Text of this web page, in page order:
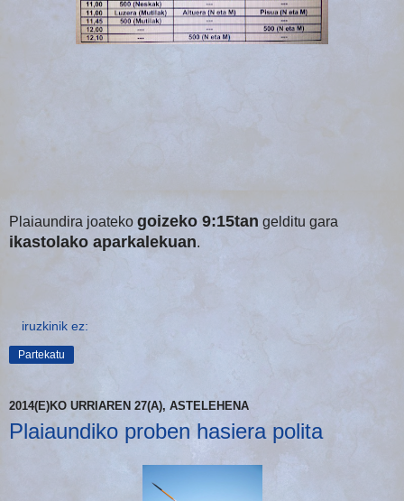
Plaiaundira joateko goizeko 9:15tan gelditu gara
ikastolako aparkalekuan.
iruzkinik ez:
Partekatu
2014(E)KO URRIAREN 27(A), ASTELEHENA
Plaiaundiko proben hasiera polita